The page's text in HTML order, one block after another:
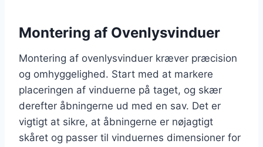
Montering af Ovenlysvinduer
Montering af ovenlysvinduer kræver præcision
og omhyggelighed. Start med at markere
placeringen af vinduerne på taget, og skær
derefter åbningerne ud med en sav. Det er
vigtigt at sikre, at åbningerne er nøjagtigt
skåret og passer til vinduernes dimensioner for